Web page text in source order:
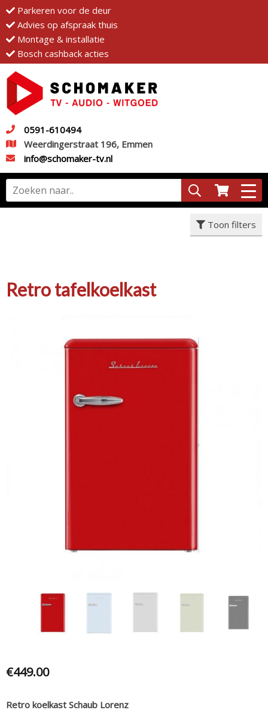
Parkeren voor de deur
Advies op afspraak thuis
Montage & installatie
Bosch cashback acties
0591-610494
Weerdingerstraat 196, Emmen
info@schomaker-tv.nl
Toon filters
Retro tafelkoelkast
€449.00
Retro koelkast Schaub Lorenz